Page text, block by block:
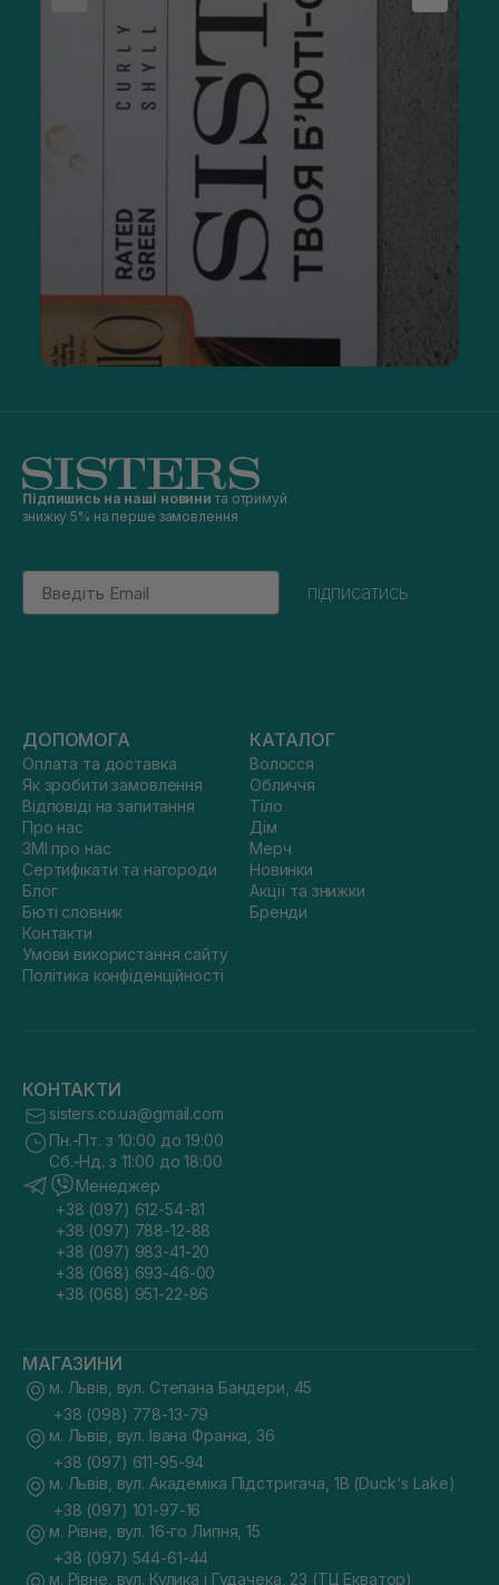
Підпишись на наші новини та отримуй
знижку 5% на перше замовлення
Email
підписатись
ДОПОМОГА
Оплата та доставка
Як зробити замовлення
Відповіді на запитання
Про нас
ЗМІ про нас
Сертифікати та нагороди
Блог
Бюті словник
Контакти
Умови використання сайту
Політика конфіденційності
КАТАЛОГ
Волосся
Обличчя
Тіло
Дім
Мерч
Новинки
Акції та знижки
Бренди
КОНТАКТИ
sisters.co.ua@gmail.com
Пн.-Пт. з 10:00 до 19:00
Сб.-Нд. з 11:00 до 18:00
Менеджер
+38 (097) 612-54-81
+38 (097) 788-12-88
+38 (097) 983-41-20
+38 (068) 693-46-00
+38 (068) 951-22-86
МАГАЗИНИ
м. Львів, вул. Степана Бандери, 45
+38 (098) 778-13-79
м. Львів, вул. Івана Франка, 36
+38 (097) 611-95-94
м. Львів, вул. Академіка Підстригача, 1В (Duck's Lake)
+38 (097) 101-97-16
м. Рівне, вул. 16-го Липня, 15
+38 (097) 544-61-44
м. Рівне, вул. Кулика і Гудачека, 23 (ТЦ Екватор)